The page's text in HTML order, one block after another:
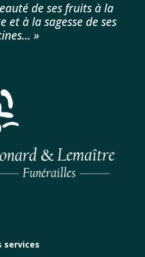
de ses fruits à la
et à la sagesse de ses
»
services